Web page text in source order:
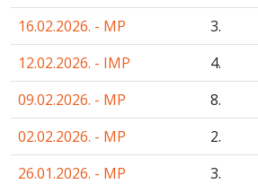
16.02.2026. - MP
3.
12.02.2026. - IMP
4.
09.02.2026. - MP
8.
02.02.2026. - MP
2.
26.01.2026. - MP
3.